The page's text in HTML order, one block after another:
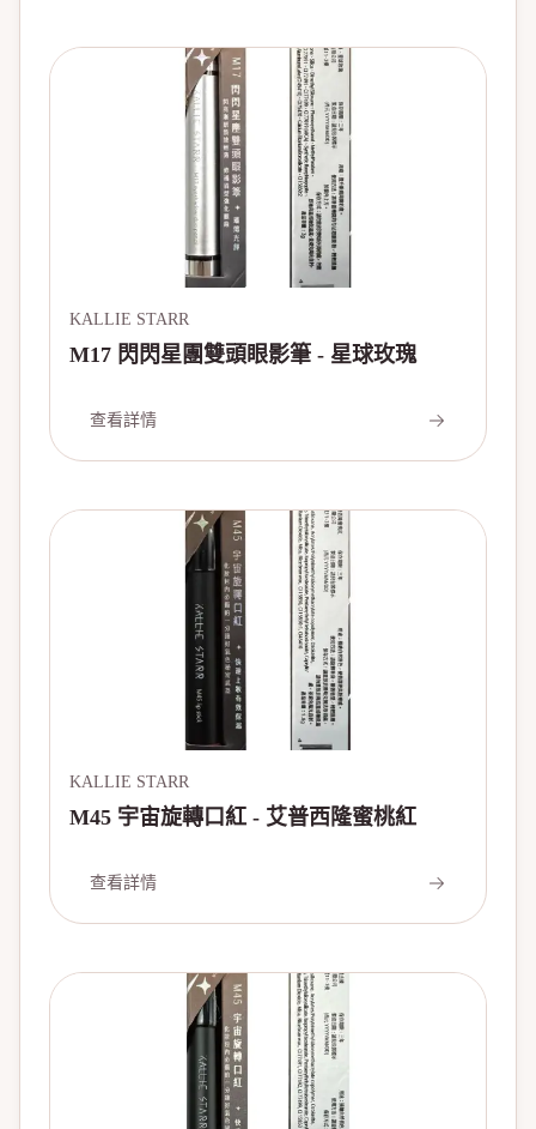
KALLIE STARR
M17 閃閃星團雙頭眼影筆 - 星球玫瑰
查看詳情
KALLIE STARR
M45 宇宙旋轉口紅 - 艾普西隆蜜桃紅
查看詳情